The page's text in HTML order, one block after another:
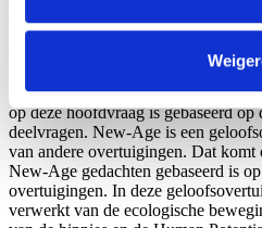
We werken samen met63
kunnen ontvangen en
(ontkerkelijking) optreedt in
In onze conclusie
hoofdvraag uit. De hoofdvraag luidt
geloofsovertuiging is New-Age en
op deze hoofdvraag is gebaseerd
deelvragen. New-Age is een
van andere overtuigingen. Dat komt
New-Age gedachten gebaseerd is
overtuigingen. In deze
verwerkt van de ecologische